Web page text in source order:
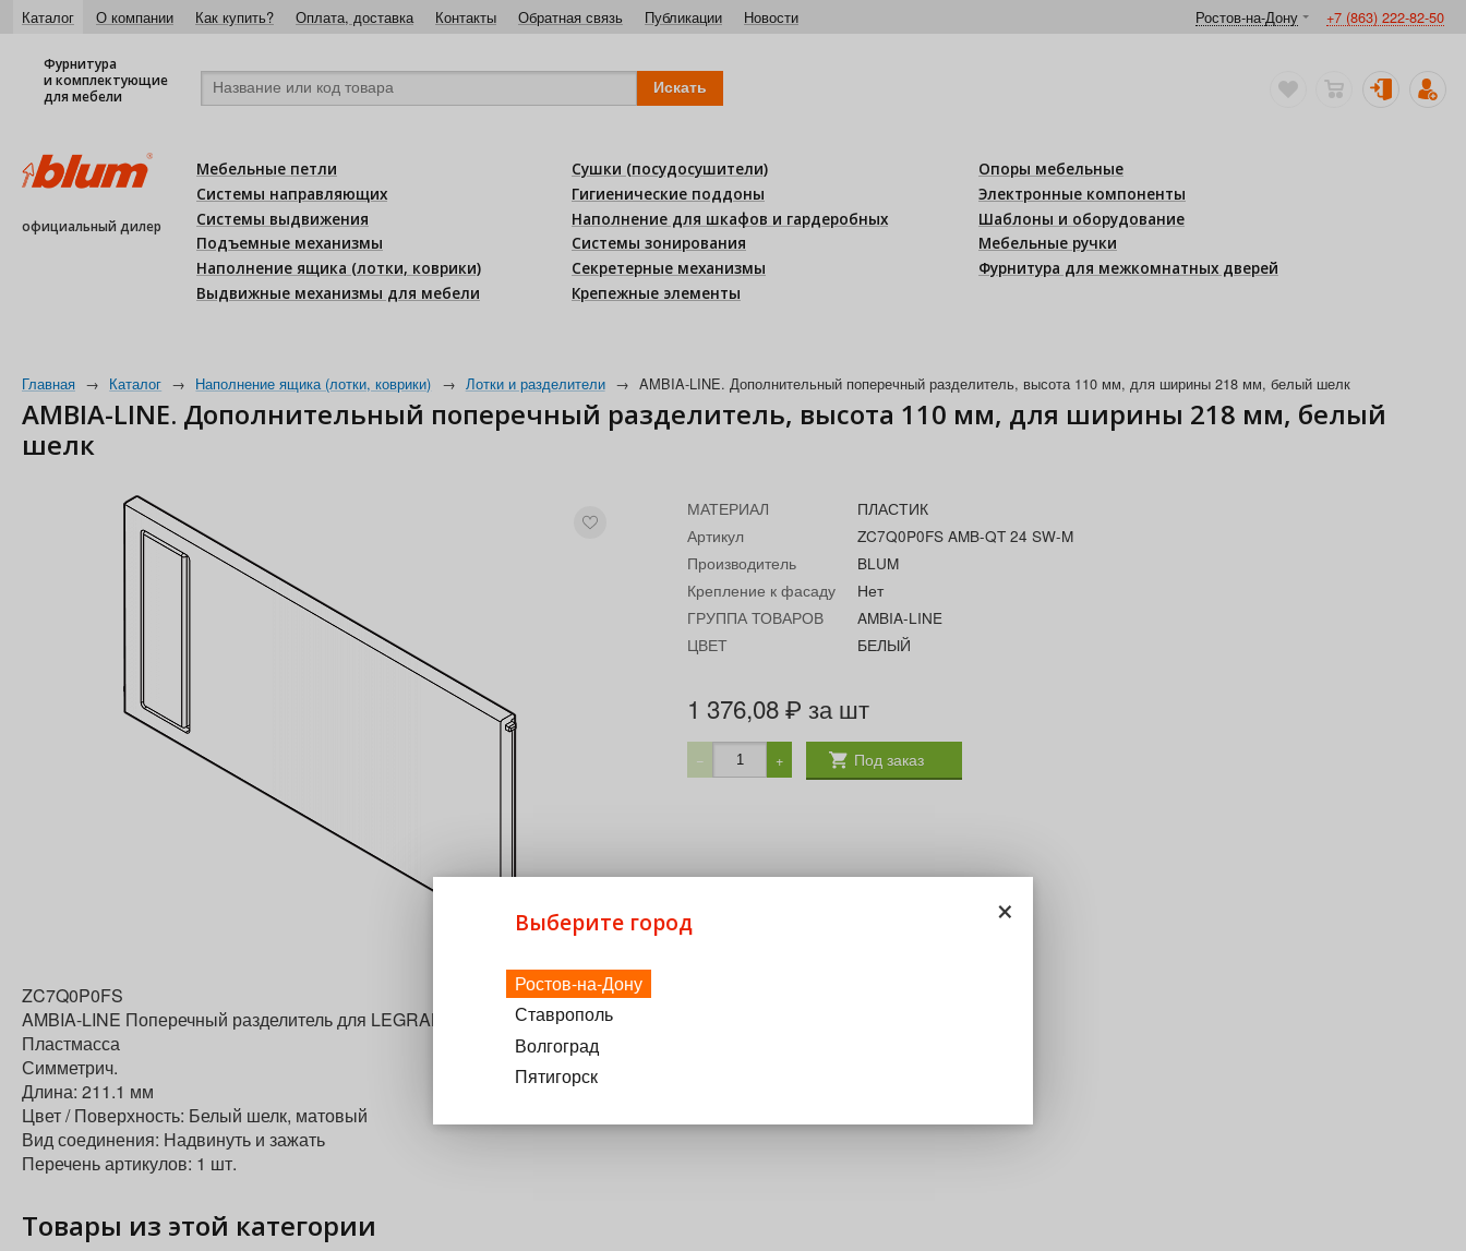
Каталог О компании Как купить? Оплата, доставка Контакты Обратная связь Публикации Новости Ростов-на-Дону +7 (863) 222-82-50
Фурнитура
и комплектующие
для мебели
официальный дилер
Мебельные петли
Системы направляющих
Системы выдвижения
Подъемные механизмы
Наполнение ящика (лотки, коврики)
Выдвижные механизмы для мебели
Сушки (посудосушители)
Гигиенические поддоны
Наполнение для шкафов и гардеробных
Системы зонирования
Секретерные механизмы
Крепежные элементы
Опоры мебельные
Электронные компоненты
Шаблоны и оборудование
Мебельные ручки
Фурнитура для межкомнатных дверей
Главная → Каталог → Наполнение ящика (лотки, коврики) → Лотки и разделители → AMBIA-LINE. Дополнительный поперечный разделитель, высота 110 мм, для ширины 218 мм, белый шелк
AMBIA-LINE. Дополнительный поперечный разделитель, высота 110 мм, для ширины 218 мм, белый
шелк
МАТЕРИАЛ
ПЛАСТИК
Артикул
ZC7Q0P0FS AMB-QT 24 SW-M
Производитель
BLUM
Крепление к фасаду
Нет
ГРУППА ТОВАРОВ
AMBIA-LINE
ЦВЕТ
БЕЛЫЙ
1 376,08 ₽ за шт
− + Под заказ
ZC7Q0P0FS
AMBIA-LINE Поперечный разделитель для LEGRABOX Ящик с высоким фасадом
Пластмасса
Симметрич.
Длина: 211.1 мм
Цвет / Поверхность: Белый шелк, матовый
Вид соединения: Надвинуть и зажать
Перечень артикулов: 1 шт.
Товары из этой категории
×
Выберите город
Ростов-на-Дону
Ставрополь
Волгоград
Пятигорск